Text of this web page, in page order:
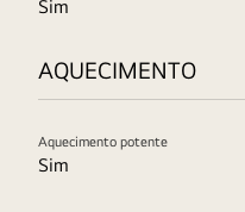
Sim
AQUECIMENTO
Aquecimento potente
Sim